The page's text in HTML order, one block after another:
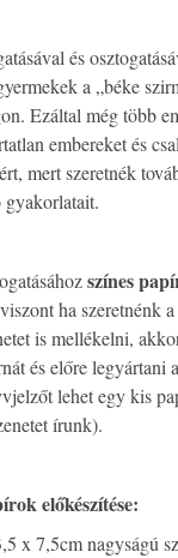
és
a „béke
Ezáltal még több
embereket és
mert szeretnék
színes
ha szeretnénk
is mellékelni,
és előre legyártani a
lehet egy kis
írunk).
előkészítése:
x 7,5cm nagyságú